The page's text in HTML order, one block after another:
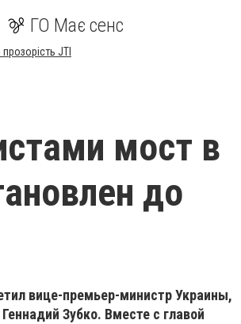
ГО Має сенс
прозорість JTI
мост в
до
вице-премьер-министр Украины,
Зубко. Вместе с главой